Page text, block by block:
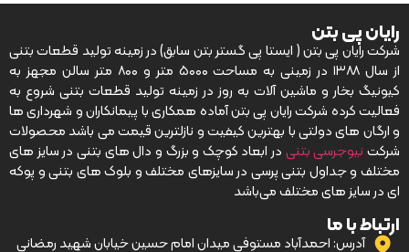
رایان پی بتن
شرکت رایان پی بتن ( ایستا پی گستر بتن سابق) در زمینه تولید قطعات بتنی
از سال ۱۳۸۸ در زمینی به مساحت ۵۰۰۰ متر و ۸۰۰ متر سالن مجهز به
کیونیگ بخار و ماشین آلات به روز در زمینه تولید قطعات بتنی شروع به
فعالیت کرده شرکت رایان پی بتن آماده همکاری با پیمانکاران و شهرداری ها
و ارگان های دولتی با بهترین کیفیت و نازلترین قیمت می باشد محصولات
شرکتنیوجرسی بتنیدر ابعاد کوچک و بزرگ و دال های بتنی در سایز های
مختلف و جداول بتنی پرسی در سایزهای مختلف و بلوک های بتنی و پوکه
ای در سایز های مختلف می‌باشد
ارتباط با ما
آدرس: احمدآباد مستوفی میدان امام حسین خیابان شهید رمضانی